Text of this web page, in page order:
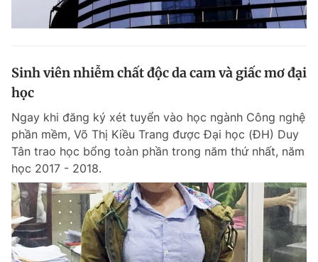
Sinh viên nhiễm chất độc da cam và giấc mơ đại
học
Ngay khi đăng ký xét tuyển vào học ngành Công nghệ
phần mềm, Võ Thị Kiều Trang được Đại học (ĐH) Duy
Tân trao học bổng toàn phần trong năm thứ nhất, năm
học 2017 - 2018.